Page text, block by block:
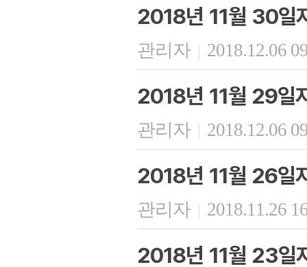
2018년 11월 30일
관리자 | 2018.12.06
2018년 11월 29일
관리자 | 2018.12.06
2018년 11월 26일
관리자 | 2018.11.26
2018년 11월 23일